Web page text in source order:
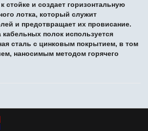
стойке и создает горизонтальную
лотка, который служит
и предотвращает их провисание.
полок используется
сталь с цинковым покрытием, в том
наносимым методом горячего